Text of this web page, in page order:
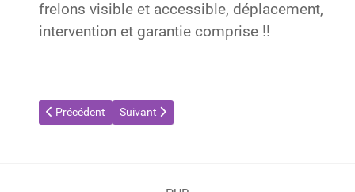
frelons visible et accessible, déplacement,
intervention et garantie comprise !!
Article précédent : Destruction de nids de guêpes et frelons à
Précédent Article suivant : Destruction de nids de guêpes
Suivant